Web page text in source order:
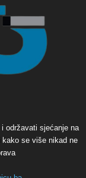
održavati sjećanje na
kako se više nikad ne